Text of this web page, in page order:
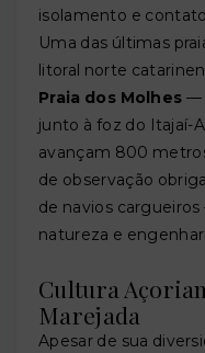
isolamento e
Uma das últimas
litoral norte
Praia dos Molhes —
junto à foz do Itajaí-
avançam 800
de observação
de navios
natureza e
Cultura
Marejada
Apesar de sua